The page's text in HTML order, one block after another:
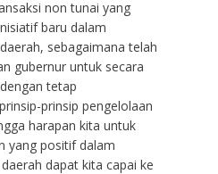
non tunai yang
baru dalam
sebagaimana telah
gubernur untuk secara
tetap
prinsip pengelolaan
harapan kita untuk
yang positif dalam
dapat kita capai ke